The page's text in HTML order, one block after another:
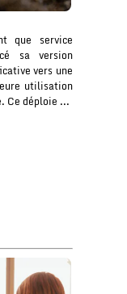
que service
sa version
vers une
utilisation
Ce déploie ...